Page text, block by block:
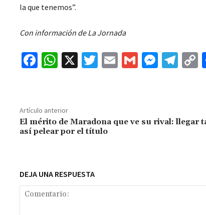
la que tenemos”.
Con información de La Jornada
Fa
o
o
k
W
sA
p
p
X
T
E
G
M
ge
Te
m
Artículo anterior
El mérito de Maradona que ve su rival: llegar
así pelear por el título
DEJA UNA RESPUESTA